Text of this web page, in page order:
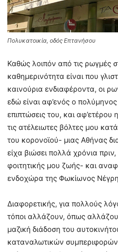
Πολυκατοικία, οδός Επτανήσου
Καθώς λοιπόν από τις ρωγμές
καθημερινότητα είναι που
καινούρια ενδιαφέροντα, οι
εδώ είναι αφ’ενός ο
επιπτώσεις του, και αφ’ετέρου
τις ατέλειωτες βόλτες μου
του κορονοϊού- μιας Αθήνας
είχα βιώσει πολλά χρόνια
φοιτητικής μου ζωής- και
ενδοχώρα της Φωκίωνος
Διαφορετικής, για πολλούς
τόποι αλλάζουν, όπως
μαζική διάδοση του
καταναλωτικών